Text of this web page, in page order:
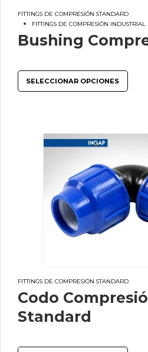
FITTINGS DE COMPRESIÓN STANDARD
FITTINGS DE COMPRESIÓN INDUSTRIAL
Bushing
SELECCIONAR OPCIONES
FITTINGS DE COMPRESIÓN STANDARD
Codo
Standard